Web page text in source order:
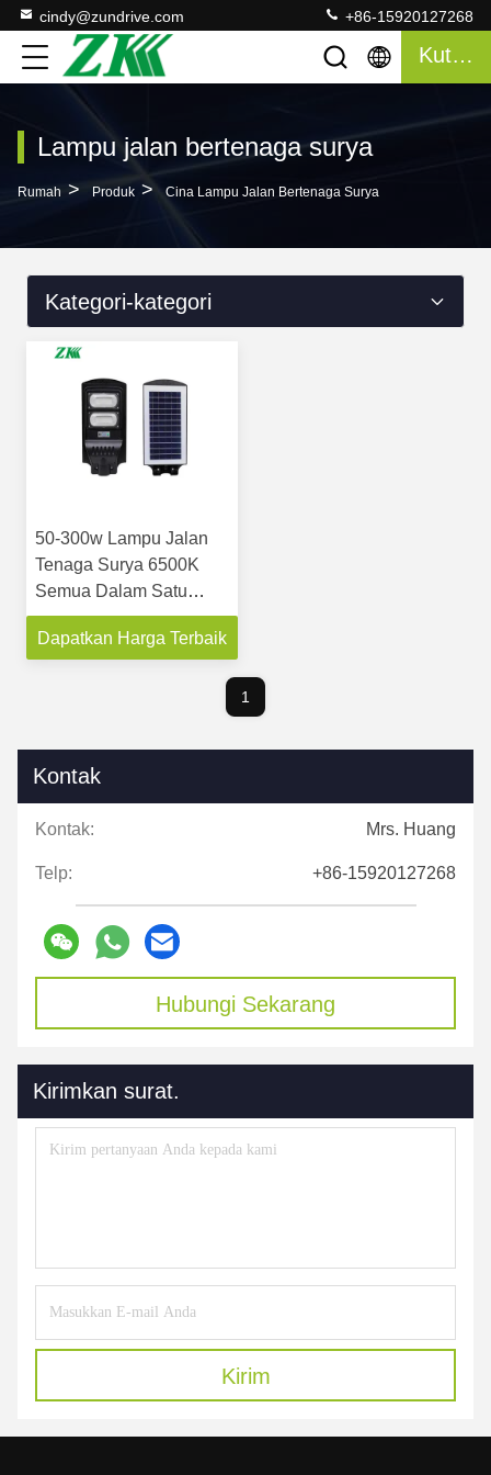
cindy@zundrive.com +86-15920127268
Kutipan
Lampu jalan bertenaga surya
Rumah > Produk > Cina Lampu Jalan Bertenaga Surya
Kategori-kategori
50-300w Lampu Jalan
Tenaga Surya 6500K
Semua Dalam Satu
Terintegrasi Untuk
Taman
Dapatkan Harga Terbaik
1
Kontak
Kontak: Mrs. Huang
Telp: +86-15920127268
Hubungi Sekarang
Kirimkan surat.
Kirim